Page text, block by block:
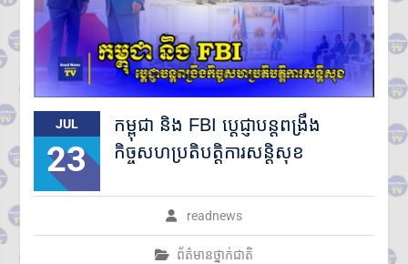
JUL
23
កម្ពុជា និង FBI ប្តេជ្ញាបន្តពង្រឹង
កិច្ចសហប្រតិបត្តិការសន្តិសុខ
readnews
ព័ត៌មានថ្នាក់ជាតិ